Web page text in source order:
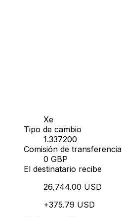
Xe
Tipo de cambio
1.337200
Comisión de transferencia
0 GBP
El destinatario recibe
26,744.00 USD
+375.79 USD